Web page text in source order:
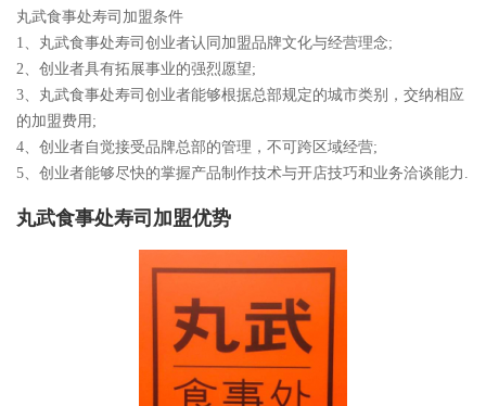
丸武食事处寿司加盟条件
1、丸武食事处寿司创业者认同加盟品牌文化与经营理念;
2、创业者具有拓展事业的强烈愿望;
3、丸武食事处寿司创业者能够根据总部规定的城市类别，交纳相应
的加盟费用;
4、创业者自觉接受品牌总部的管理，不可跨区域经营;
5、创业者能够尽快的掌握产品制作技术与开店技巧和业务洽谈能力.
丸武食事处寿司加盟优势